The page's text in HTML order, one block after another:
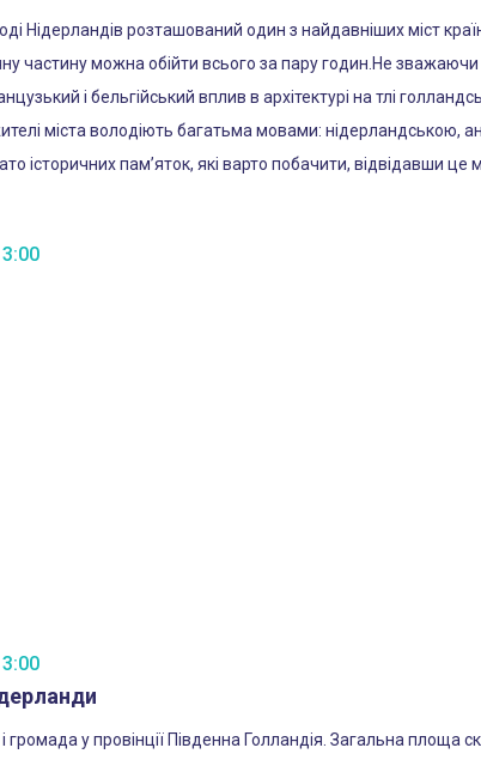
Нідерландів розташований один з найдавніших міст
частину можна обійти всього за пару годин.Не
і бельгійський вплив в архітектурі на тлі
міста володіють багатьма мовами: нідерландською,
історичних пам’яток, які варто побачити, відвідавши це
громада у провінції Південна Голландія. Загальна площа